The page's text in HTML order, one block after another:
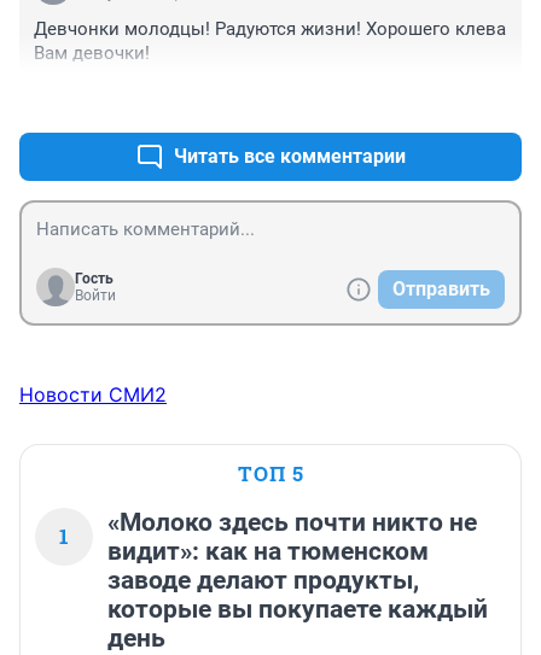
Девчонки молодцы! Радуются жизни! Хорошего клева
Вам девочки!
Читать все комментарии
Гость
Войти
Отправить
Новости СМИ2
ТОП 5
1
«Молоко здесь почти никто не
видит»: как на тюменском
заводе делают продукты,
которые вы покупаете каждый
день